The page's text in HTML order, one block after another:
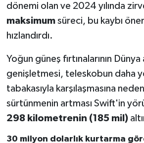
dönemi olan ve 2024 yılında
maksimumsüreci, bu kaybı
hızlandırdı.
Yoğun güneş fırtınalarının
genişletmesi, teleskobun daha
tabakasıyla karşılaşmasına
sürtünmenin artması Swift'in
298 kilometrenin (185 mil)
30 milyon dolarlık kurtarma